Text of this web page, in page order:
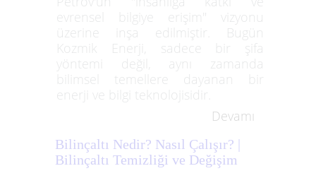
evrensel bilgiye erişim" vizyonu
üzerine inşa edilmiştir. Bugün
Kozmik Enerji, sadece bir şifa
yöntemi değil, aynı zamanda
bilimsel temellere dayanan bir
enerji ve bilgi teknolojisidir.
Devamı
Bilinçaltı Nedir? Nasıl Çalışır? |
Bilinçaltı Temizliği ve Değişim